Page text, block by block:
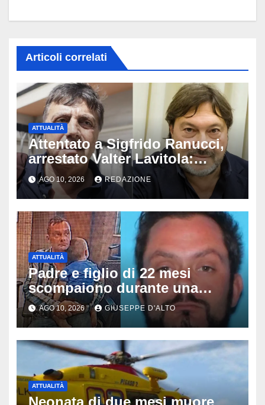
Articoli correlati
ATTUALITÀ
Attentato a Sigfrido Ranucci,
arrestato Valter Lavitola:
«Voleva lanciarlo in politica e
diventare il suo spin doctor»
AGO 10, 2026 REDAZIONE
ATTUALITÀ
Padre e figlio di 22 mesi
scompaiono durante una
passeggiata a McHenry:
ritrovati sani e salvi dopo ore
di ricerche
AGO 10, 2026 GIUSEPPE D'ALTO
ATTUALITÀ
Neonata di due mesi muore